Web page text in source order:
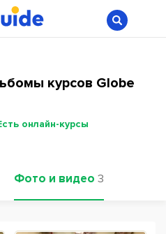
курсов Globe
онлайн-курсы
Фото и видео 3